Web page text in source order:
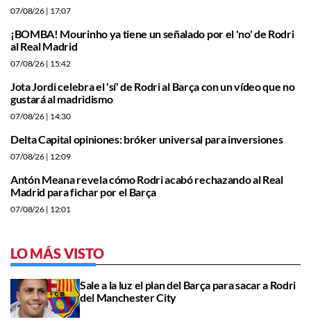
07/08/26 | 17:07
¡BOMBA! Mourinho ya tiene un señalado por el 'no' de Rodri
al Real Madrid
07/08/26 | 15:42
Jota Jordi celebra el 'sí' de Rodri al Barça con un vídeo que no
gustará al madridismo
07/08/26 | 14:30
Delta Capital opiniones: bróker universal para inversiones
07/08/26 | 12:09
Antón Meana revela cómo Rodri acabó rechazando al Real
Madrid para fichar por el Barça
07/08/26 | 12:01
LO MÁS VISTO
Sale a la luz el plan del Barça para sacar a Rodri
del Manchester City